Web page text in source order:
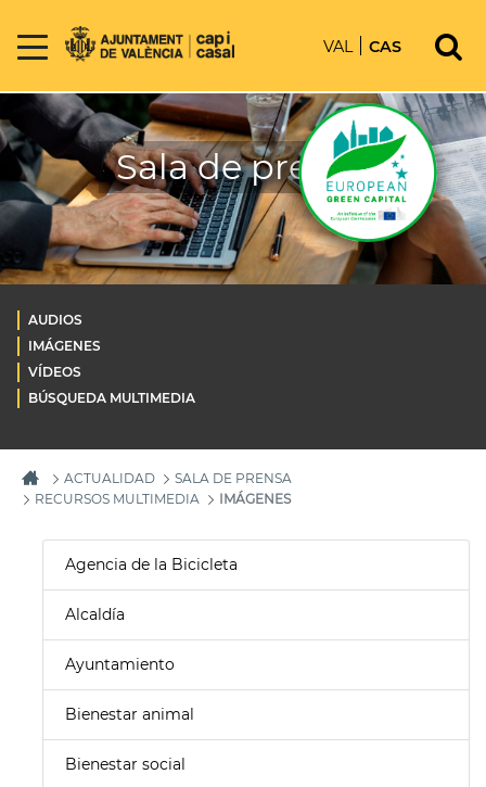
VAL CAS
Sala de prensa
AUDIOS
IMÁGENES
VÍDEOS
BÚSQUEDA MULTIMEDIA
ACTUALIDAD
SALA DE PRENSA
RECURSOS MULTIMEDIA
IMÁGENES
Agencia de la Bicicleta
Alcaldía
Ayuntamiento
Bienestar animal
Bienestar social